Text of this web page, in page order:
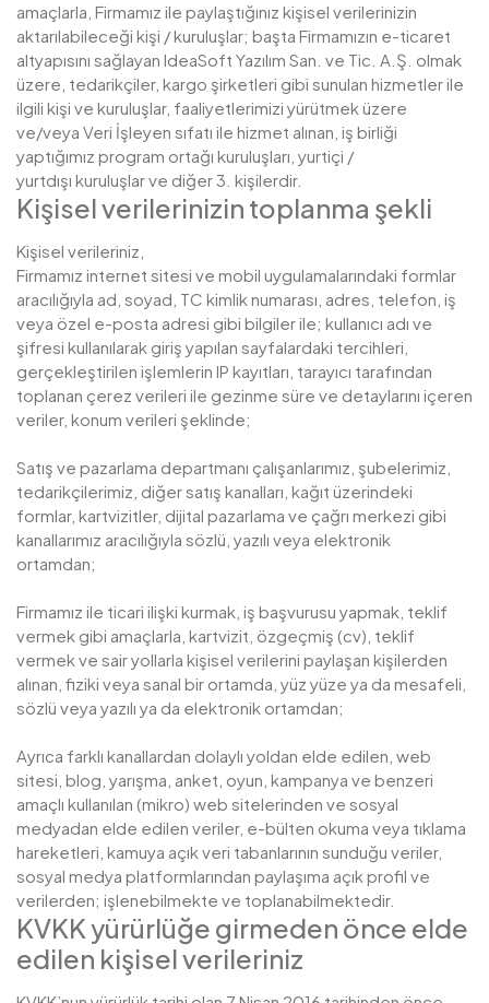
amaçlarla, Firmamız ile paylaştığınız kişisel verilerinizin
aktarılabileceği kişi / kuruluşlar; başta Firmamızın e-ticaret
altyapısını sağlayan IdeaSoft Yazılım San. ve Tic. A.Ş. olmak
üzere, tedarikçiler, kargo şirketleri gibi sunulan hizmetler ile
ilgili kişi ve kuruluşlar, faaliyetlerimizi yürütmek üzere
ve/veya Veri İşleyen sıfatı ile hizmet alınan, iş birliği
yaptığımız program ortağı kuruluşları, yurtiçi /
yurtdışı kuruluşlar ve diğer 3. kişilerdir.
Kişisel verilerinizin toplanma şekli
Kişisel verileriniz,
Firmamız internet sitesi ve mobil uygulamalarındaki formlar
aracılığıyla ad, soyad, TC kimlik numarası, adres, telefon, iş
veya özel e-posta adresi gibi bilgiler ile; kullanıcı adı ve
şifresi kullanılarak giriş yapılan sayfalardaki tercihleri,
gerçekleştirilen işlemlerin IP kayıtları, tarayıcı tarafından
toplanan çerez verileri ile gezinme süre ve detaylarını içeren
veriler, konum verileri şeklinde;
Satış ve pazarlama departmanı çalışanlarımız, şubelerimiz,
tedarikçilerimiz, diğer satış kanalları, kağıt üzerindeki
formlar, kartvizitler, dijital pazarlama ve çağrı merkezi gibi
kanallarımız aracılığıyla sözlü, yazılı veya elektronik
ortamdan;
Firmamız ile ticari ilişki kurmak, iş başvurusu yapmak, teklif
vermek gibi amaçlarla, kartvizit, özgeçmiş (cv), teklif
vermek ve sair yollarla kişisel verilerini paylaşan kişilerden
alınan, fiziki veya sanal bir ortamda, yüz yüze ya da mesafeli,
sözlü veya yazılı ya da elektronik ortamdan;
Ayrıca farklı kanallardan dolaylı yoldan elde edilen, web
sitesi, blog, yarışma, anket, oyun, kampanya ve benzeri
amaçlı kullanılan (mikro) web sitelerinden ve sosyal
medyadan elde edilen veriler, e-bülten okuma veya tıklama
hareketleri, kamuya açık veri tabanlarının sunduğu veriler,
sosyal medya platformlarından paylaşıma açık profil ve
verilerden; işlenebilmekte ve toplanabilmektedir.
KVKK yürürlüğe girmeden önce elde
edilen kişisel verileriniz